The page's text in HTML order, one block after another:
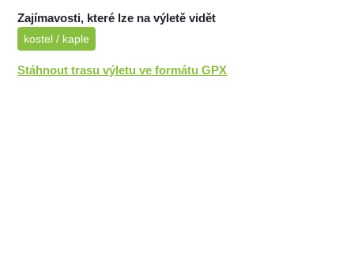
Zajímavosti, které lze na výletě vidět
kostel / kaple
Stáhnout trasu výletu ve formátu GPX